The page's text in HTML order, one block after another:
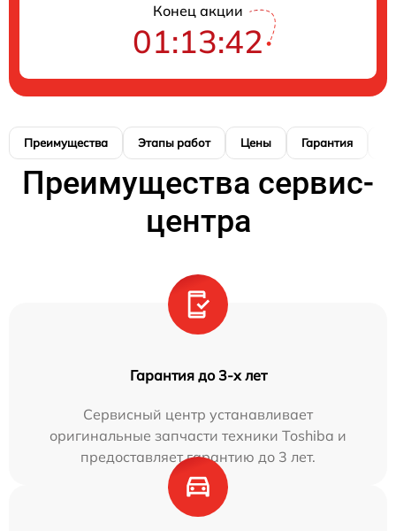
Конец акции
01:13:41
Преимущества Этапы работ Цены Гарантия
Преимущества сервис-
центра
Гарантия до 3-х лет
Сервисный центр устанавливает
оригинальные запчасти техники Toshiba и
предоставляет гарантию до 3 лет.